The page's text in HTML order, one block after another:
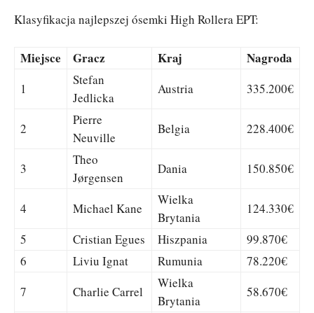
Klasyfikacja najlepszej ósemki High Rollera EPT:
Miejsce Gracz Kraj Nagroda
1
Stefan
Jedlicka
Austria 335.200€
2
Pierre
Neuville
Belgia 228.400€
3
Theo
Jørgensen
Dania 150.850€
4 Michael Kane
Wielka
Brytania
124.330€
5
Cristian Egues Hiszpania
99.870€
6
Liviu Ignat Rumunia
78.220€
7
Charlie Carrel
Wielka
Brytania
58.670€